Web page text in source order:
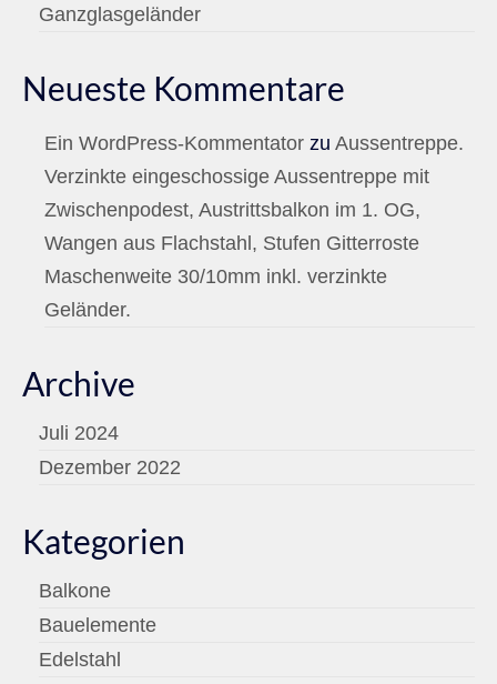
Ganzglasgeländer
Neueste Kommentare
Ein WordPress-Kommentator zu Aussentreppe.
Verzinkte eingeschossige Aussentreppe mit
Zwischenpodest, Austrittsbalkon im 1. OG,
Wangen aus Flachstahl, Stufen Gitterroste
Maschenweite 30/10mm inkl. verzinkte
Geländer.
Archive
Juli 2024
Dezember 2022
Kategorien
Balkone
Bauelemente
Edelstahl